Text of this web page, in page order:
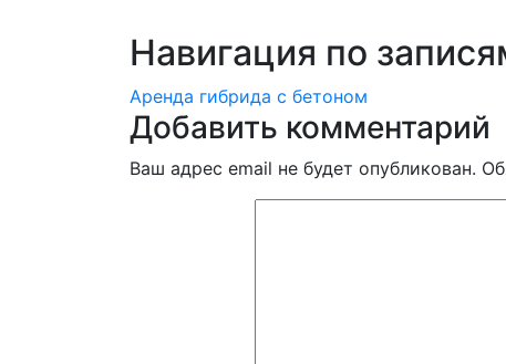
Навигация по
Аренда гибрида с бетоном
Добавить комментарий
Ваш адрес email не будет опубликован.